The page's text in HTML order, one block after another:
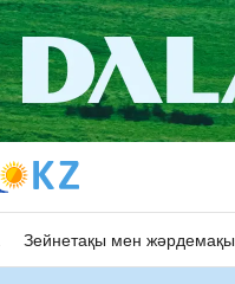
Зейнетақы мен жәрдемақы